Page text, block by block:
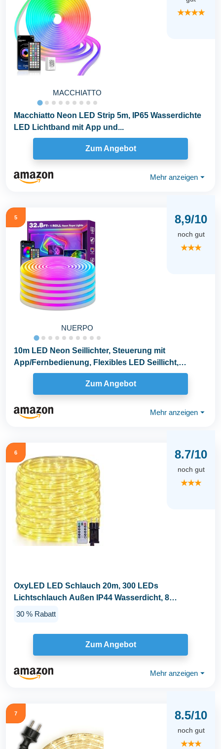
MACCHIATTO
★★★★
Macchiatto Neon LED Strip 5m, IP65 Wasserdichte
LED Lichtband mit App und...
Zum Angebot
Mehr anzeigen ⏷
5
NUERPO
8,9/10
noch gut
★★★
10m LED Neon Seillichter, Steuerung mit
App/Fernbedienung, Flexibles LED Seillicht,
Mehrere Modi...
Zum Angebot
Mehr anzeigen ⏷
6 8.7/10
noch gut
★★★
OxyLED LED Schlauch 20m, 300 LEDs
Lichtschlauch Außen IP44 Wasserdicht, 8
Lichtmodi Dimmbar mit...
30 % Rabatt
Zum Angebot
Mehr anzeigen ⏷
7 8.5/10
noch gut
★★★